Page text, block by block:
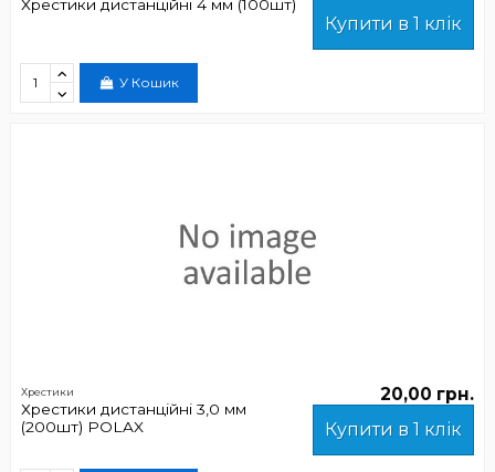
Хрестики дистанційні 4 мм (100шт)
Купити в 1 клік
У Кошик
Хрестики
Хрестики дистанційні 3,0 мм
(200шт) POLAX
20,00 грн.
Купити в 1 клік